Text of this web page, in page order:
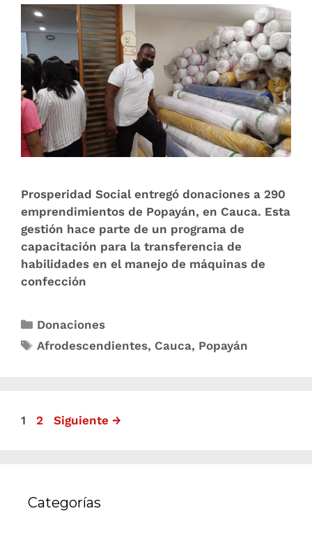
Prosperidad Social entregó donaciones a 290
emprendimientos de Popayán, en Cauca. Esta
gestión hace parte de un programa de
capacitación para la transferencia de
habilidades en el manejo de máquinas de
confección
Donaciones
Afrodescendientes, Cauca, Popayán
1 2 Siguiente →
Categorías